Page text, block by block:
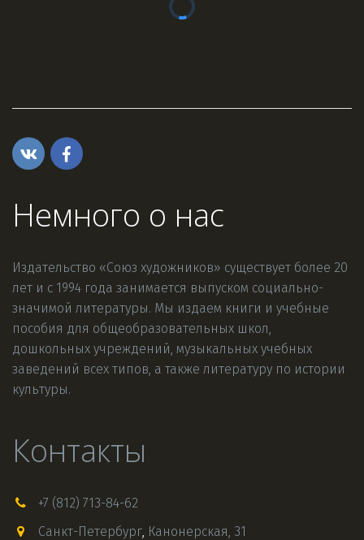
Немного о нас
Издательство «Союз художников» существует более 20
лет и с 1994 года занимается выпуском социально-
значимой литературы. Мы издаем книги и учебные
пособия для общеобразовательных школ,
дошкольных учреждений, музыкальных учебных
заведений всех типов, а также литературу по истории
культуры.
Контакты
+7 (812) 713-84-62
Санкт-Петербург, Канонерская, 31